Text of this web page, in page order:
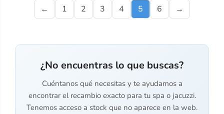
← 1 2 3 4 5 6 →
¿No encuentras lo que buscas?
Cuéntanos qué necesitas y te ayudamos a
encontrar el recambio exacto para tu spa o jacuzzi.
Tenemos acceso a stock que no aparece en la web.